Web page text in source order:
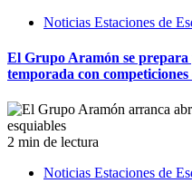
Noticias Estaciones de
El Grupo Aramón se
temporada con
2 min de lectura
Noticias Estaciones de